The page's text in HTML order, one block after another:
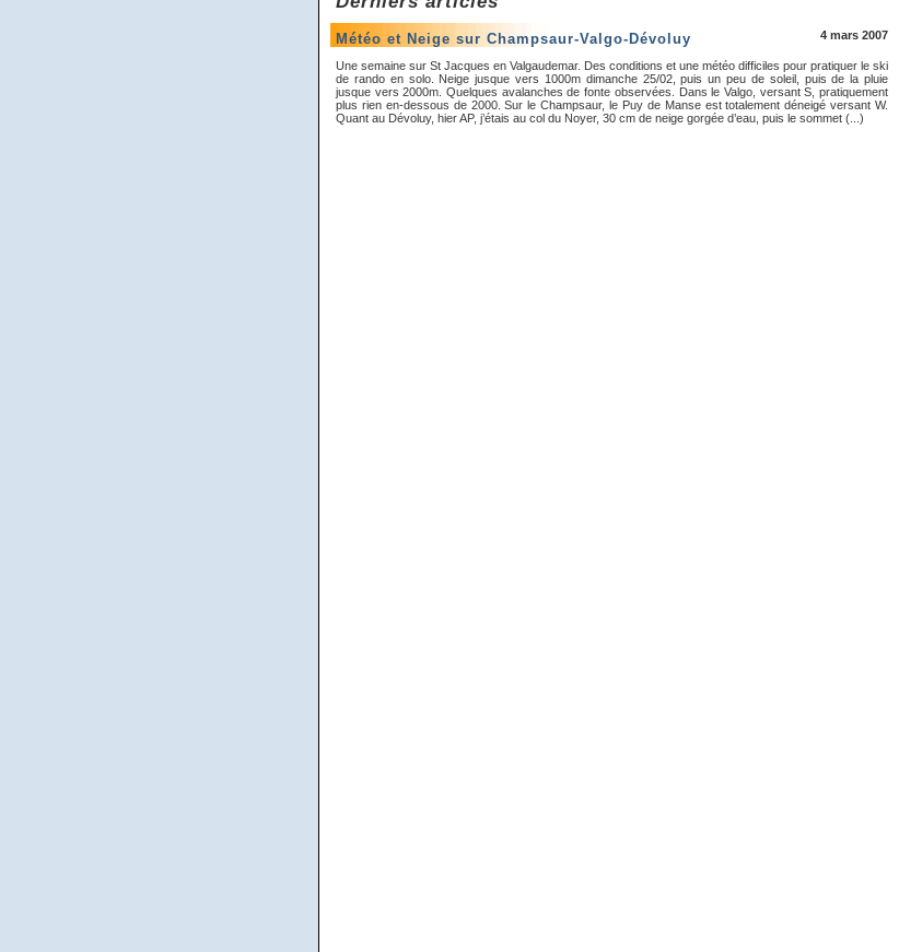
4 mars 2007
Météo et Neige sur Champsaur-Valgo-Dévoluy
Une semaine sur St Jacques en Valgaudemar. Des conditions et une météo difficiles pour pratiquer le ski
de rando en solo. Neige jusque vers 1000m dimanche 25/02, puis un peu de soleil, puis de la pluie
jusque vers 2000m. Quelques avalanches de fonte observées. Dans le Valgo, versant S, pratiquement
plus rien en-dessous de 2000. Sur le Champsaur, le Puy de Manse est totalement déneigé versant W.
Quant au Dévoluy, hier AP, j’étais au col du Noyer, 30 cm de neige gorgée d’eau, puis le sommet (...)